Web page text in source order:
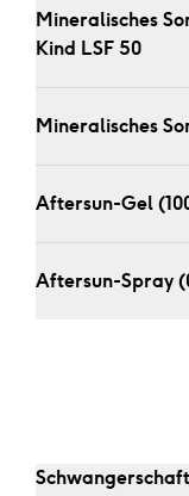
Mineralisches
Aftersun-Gel
Aftersun-Spray